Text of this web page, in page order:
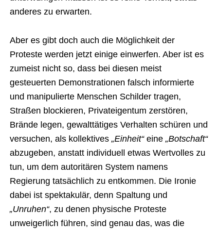
anderes zu erwarten.
Aber es gibt doch auch die Möglichkeit der
Proteste werden jetzt einige einwerfen. Aber ist es
zumeist nicht so, dass bei diesen meist
gesteuerten Demonstrationen falsch informierte
und manipulierte Menschen Schilder tragen,
Straßen blockieren, Privateigentum zerstören,
Brände legen, gewalttätiges Verhalten schüren und
versuchen, als kollektives „Einheit“eine „Botschaft“
abzugeben, anstatt individuell etwas Wertvolles zu
tun, um dem autoritären System namens
Regierung tatsächlich zu entkommen. Die Ironie
dabei ist spektakulär, denn Spaltung und
„Unruhen“, zu denen physische Proteste
unweigerlich führen, sind genau das, was die